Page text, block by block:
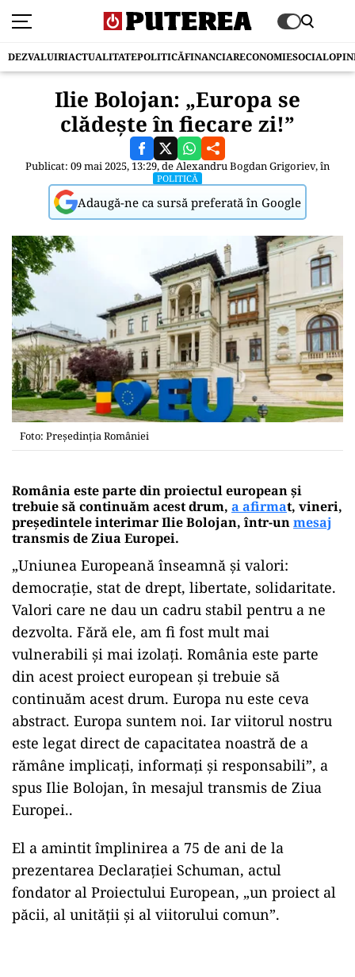
DEZVALUIRIACTUALITATEPOLITICĂFINANCIARECONOMIESOCIAL
Ilie Bolojan: „Europa se
clădește în fiecare zi!”
Publicat: 09 mai 2025, 13:29, deAlexandru Bogdan Grigoriev, în
POLITICĂ
Adaugă-ne ca sursă preferată în Google
Foto: Președinția României
România este parte din proiectul european și
trebuie să continuăm acest drum, a afirmat, vineri,
președintele interimar Ilie Bolojan, într-unmesaj
transmis de Ziua Europei.
„Uniunea Europeană înseamnă și valori:
democrație, stat de drept, libertate, solidaritate.
Valori care ne dau un cadru stabil pentru a ne
dezvolta. Fără ele, am fi fost mult mai
vulnerabili și mai izolați. România este parte
din acest proiect european și trebuie să
continuăm acest drum. Europa nu este ceva
abstract. Europa suntem noi. Iar viitorul nostru
este legat direct de capacitatea noastră de a
rămâne implicați, informați și responsabili”, a
spus Ilie Bolojan, în mesajul transmis de Ziua
Europei..
El a amintit împlinirea a 75 de ani de la
prezentarea Declarației Schuman, actul
fondator al Proiectului European, „un proiect al
păcii, al unității și al viitorului comun”.